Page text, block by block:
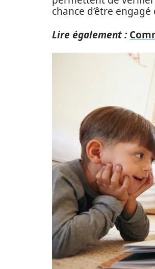
chance d’être
Lire également :